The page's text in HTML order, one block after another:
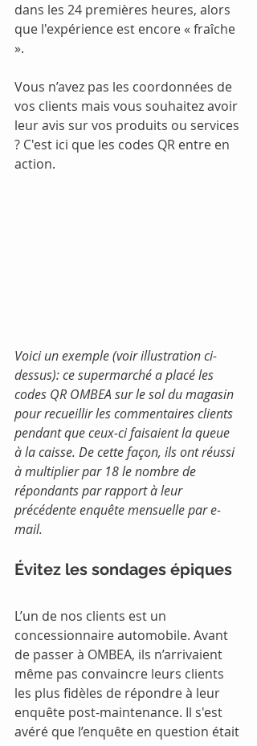
dans les 24 premières heures, alors
que l'expérience est encore « fraîche
».
Vous n’avez pas les coordonnées de
vos clients mais vous souhaitez avoir
leur avis sur vos produits ou services
? C'est ici que les codes QR entre en
action.
Voici un exemple (voir illustration ci-
dessus): ce supermarché a placé les
codes QR OMBEA sur le sol du magasin
pour recueillir les commentaires clients
pendant que ceux-ci faisaient la queue
à la caisse. De cette façon, ils ont réussi
à multiplier par 18 le nombre de
répondants par rapport à leur
précédente enquête mensuelle par e-
mail.
Évitez les sondages épiques
L’un de nos clients est un
concessionnaire automobile. Avant
de passer à OMBEA, ils n’arrivaient
même pas convaincre leurs clients
les plus fidèles de répondre à leur
enquête post-maintenance. Il s'est
avéré que l’enquête en question était